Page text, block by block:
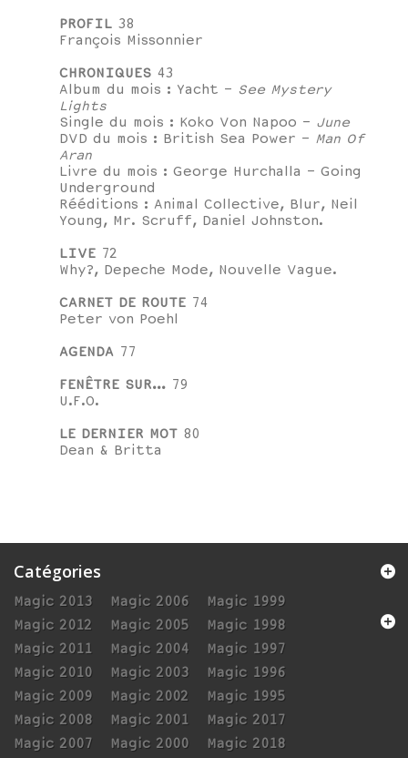
PROFIL 38
François Missonnier
CHRONIQUES 43
Album du mois : Yacht - See Mystery
Lights
Single du mois : Koko Von Napoo - June
DVD du mois : British Sea Power - Man Of
Aran
Livre du mois : George Hurchalla - Going
Underground
Rééditions : Animal Collective, Blur, Neil
Young, Mr. Scruff, Daniel Johnston.
LIVE 72
Why?, Depeche Mode, Nouvelle Vague.
CARNET DE ROUTE 74
Peter von Poehl
AGENDA 77
FENÊTRE SUR... 79
U.F.O.
LE DERNIER MOT 80
Dean & Britta
Catégories
Magic 2013
Magic 2012
Magic 2011
Magic 2010
Magic 2009
Magic 2008
Magic 2007
Magic 2006
Magic 2005
Magic 2004
Magic 2003
Magic 2002
Magic 2001
Magic 2000
Magic 1999
Magic 1998
Magic 1997
Magic 1996
Magic 1995
Magic 2017
Magic 2018